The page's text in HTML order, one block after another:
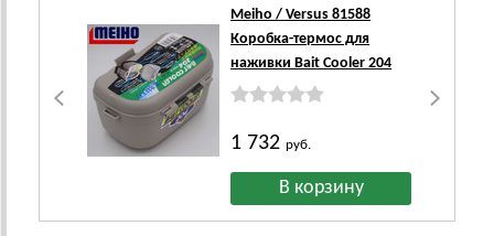
Meiho / Versus 81588
Коробка-термос для
наживки Bait Cooler 204
1 732руб.